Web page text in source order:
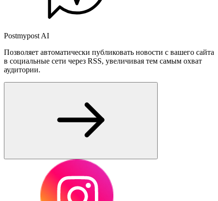
Postmypost AI
Позволяет автоматически публиковать новости с вашего сайта
в социальные сети через RSS, увеличивая тем самым охват
аудитории.